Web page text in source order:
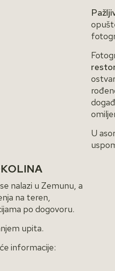
U
nalazi u Zemunu, a
na teren,
po dogovoru.
upita.
informacije: